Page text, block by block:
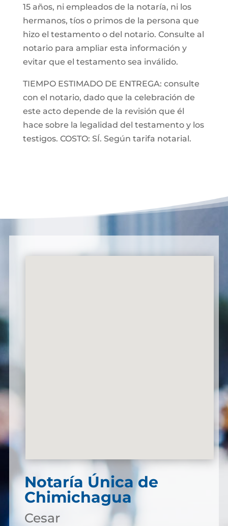
15 años, ni empleados de la notaría, ni los
hermanos, tíos o primos de la persona que
hizo el testamento o del notario. Consulte al
notario para ampliar esta información y
evitar que el testamento sea inválido.
TIEMPO ESTIMADO DE ENTREGA: consulte
con el notario, dado que la celebración de
este acto depende de la revisión que él
hace sobre la legalidad del testamento y los
testigos. COSTO: SÍ. Según tarifa notarial.
Notaría Única de
Chimichagua
Cesar